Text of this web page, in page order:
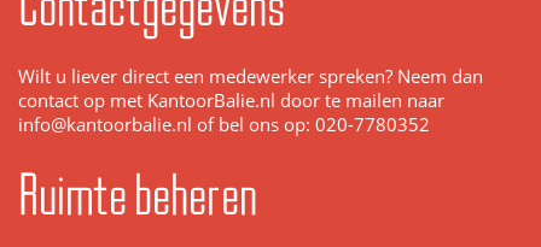
Wilt u liever direct een medewerker spreken? Neem dan
contact op met KantoorBalie.nl door te mailen naar
info@kantoorbalie.nl of bel ons op: 020-7780352
Ruimte beheren